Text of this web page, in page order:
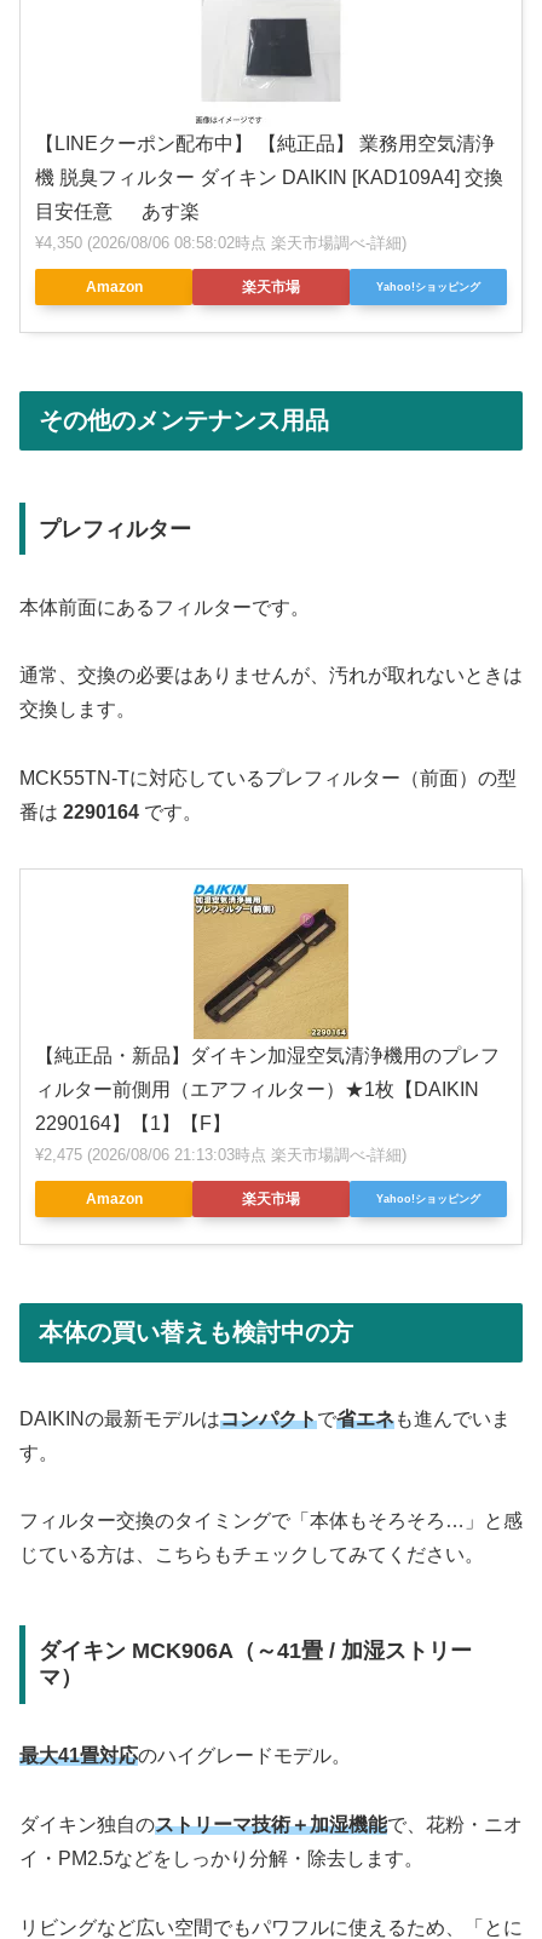
【LINEクーポン配布中】 【純正品】 業務用空気清浄
機 脱臭フィルター ダイキン DAIKIN [KAD109A4] 交換
目安任意 あす楽
¥4,350 (2026/08/06 08:58:02時点 楽天市場調べ-詳細)
Amazon 楽天市場 Yahoo!ショッピング
その他のメンテナンス用品
プレフィルター
本体前面にあるフィルターです。
通常、交換の必要はありませんが、汚れが取れないときは
交換します。
MCK55TN-Tに対応しているプレフィルター（前面）の型
番は 2290164 です。
【純正品・新品】ダイキン加湿空気清浄機用のプレフ
ィルター前側用（エアフィルター）★1枚【DAIKIN
2290164】【1】【F】
¥2,475 (2026/08/06 21:13:03時点 楽天市場調べ-詳細)
Amazon 楽天市場 Yahoo!ショッピング
本体の買い替えも検討中の方
DAIKINの最新モデルはコンパクトで省エネも進んでいま
す。
フィルター交換のタイミングで「本体もそろそろ…」と感
じている方は、こちらもチェックしてみてください。
ダイキン MCK906A（～41畳 / 加湿ストリー
マ）
最大41畳対応のハイグレードモデル。
ダイキン独自のストリーマ技術＋加湿機能で、花粉・ニオ
イ・PM2.5などをしっかり分解・除去します。
リビングなど広い空間でもパワフルに使えるため、「とに